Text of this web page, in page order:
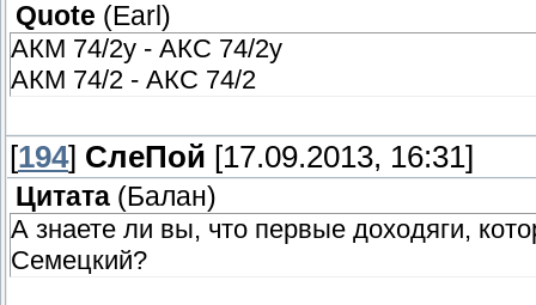
Quote ( Earl )
АКМ 74/2у - АКС 74/2у
АКМ 74/2 - АКС 74/2
[194] СлеПoй [17.09.2013, 16:31]
Цитата ( Балан)
А знаете ли вы, что первые доходяги,
Семецкий?